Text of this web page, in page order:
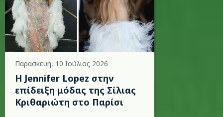
Παρασκευή, 10 Ιούλιος 2026
Η Jennifer Lopez στην
επίδειξη μόδας της Σίλιας
Κριθαριώτη στο Παρίσι